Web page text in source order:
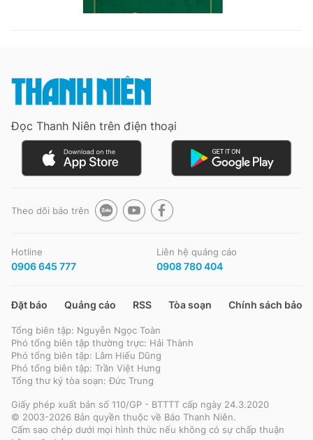
Đọc Thanh Niên trên điện thoại
Hotline Liên hệ quảng cáo
Đặt báo Quảng cáo RSS
Tổng biên tập: Nguyễn Ngọc Toàn
Phó tổng biên tập: Lâm Hiếu Dũng
Phó tổng biên tập: Trần Việt Hưng
Tổng thư ký tòa soạn: Đức Trung
Đọc Thanh Niên trên điện thoại
Theo dõi báo trên
Hotline
0906 645 777
Liên hệ quảng cáo
0908 780 404
Đặt báo Quảng cáo RSS Tòa soạn Chính sách bảo
Tổng biên tập: Nguyễn Ngọc Toàn
Phó tổng biên tập thường trực: Hải Thành
Phó tổng biên tập: Lâm Hiếu Dũng
Phó tổng biên tập: Trần Việt Hưng
Tổng thư ký tòa soạn: Đức Trung
Giấy phép xuất bản số 110/GP - BTTTT cấp ngày 24.3.2020
© 2003-2026 Bản quyền thuộc về Báo Thanh Niên.
Cấm sao chép dưới mọi hình thức nếu không có sự chấp thuận